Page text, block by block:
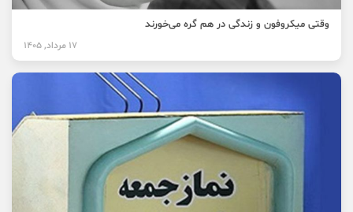
وقتی میکروفون و زندگی در هم گره می‌خورند
17 مرداد, 1405